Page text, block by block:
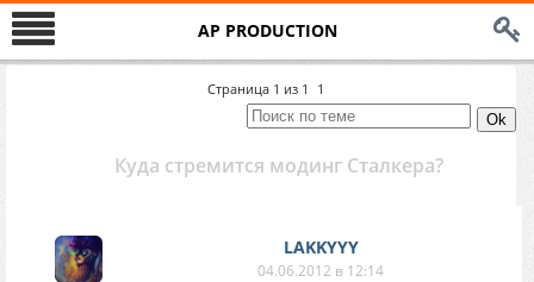
AP PRODUCTION
Страница 1 из 1 1
Куда стремится модинг Сталкера?
LAKKYYY
04.06.2012 в 12:14